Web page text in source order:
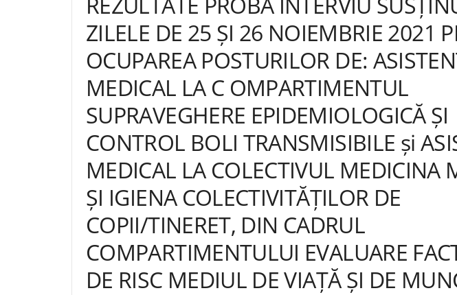
ZILELE DE 25 ȘI 26 NOIEMBRIE 2021
OCUPAREA POSTURILOR DE:
MEDICAL LA C OMPARTIMENTUL
SUPRAVEGHERE EPIDEMIOLOGICĂ ȘI
CONTROL BOLI TRANSMISIBILE și
MEDICAL LA COLECTIVUL MEDICINA
ȘI IGIENA COLECTIVITĂȚILOR DE
COPII/TINERET, DIN CADRUL
COMPARTIMENTULUI EVALUARE
DE RISC MEDIUL DE VIAȚĂ ȘI DE